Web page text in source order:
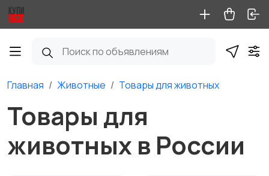
Главная Животные Товары для животных
Товары для
животных в России